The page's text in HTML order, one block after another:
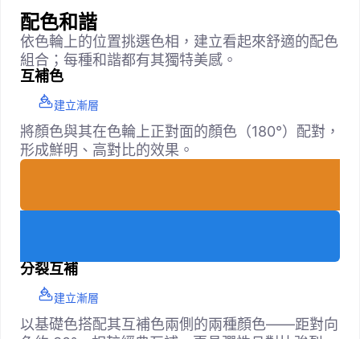
配色和諧
依色輪上的位置挑選色相，建立看起來舒適的配色
組合；每種和諧都有其獨特美感。
互補色
建立漸層
將顏色與其在色輪上正對面的顏色（180°）配對，
形成鮮明、高對比的效果。
分裂互補
建立漸層
以基礎色搭配其互補色兩側的兩種顏色——距對向